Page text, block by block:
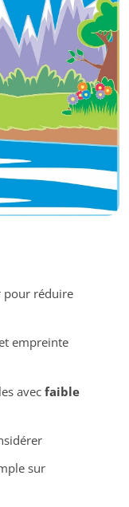
pour réduire
empreinte
avecfaible
sur